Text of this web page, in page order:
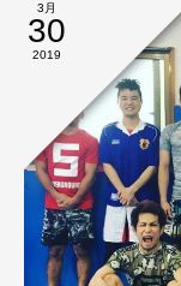
3月
30
2019